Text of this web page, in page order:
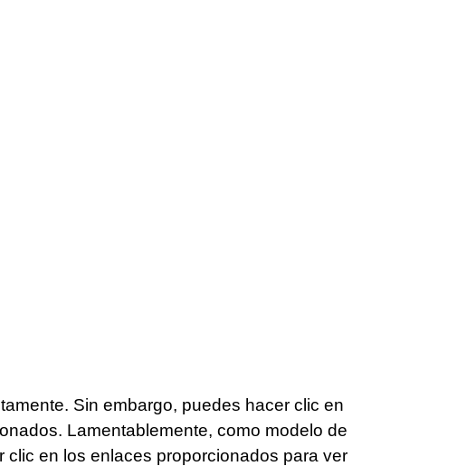
Sin embargo, puedes hacer clic en
Lamentablemente, como modelo de
en los enlaces proporcionados para ver